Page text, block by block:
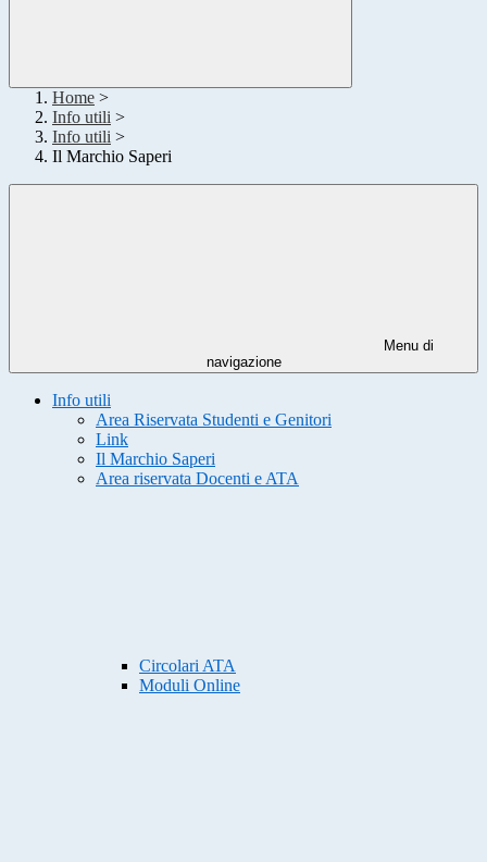
Home >
Info utili >
Info utili >
Il Marchio Saperi
Menu di
navigazione
Info utili
Area Riservata Studenti e Genitori
Link
Il Marchio Saperi
Area riservata Docenti e ATA
Circolari ATA
Moduli Online